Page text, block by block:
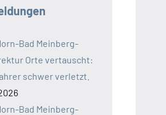
Bad Meinberg-
Orte vertauscht:
schwer verletzt.
Bad Meinberg-